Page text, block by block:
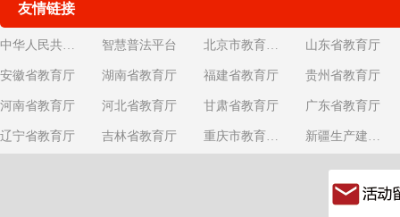
友情链接
中华人民共和国教育部 智慧普法平台 北京市教育委员会 山东省教育厅
安徽省教育厅 湖南省教育厅 福建省教育厅 贵州省教育厅
河南省教育厅 河北省教育厅 甘肃省教育厅 广东省教育厅
辽宁省教育厅 吉林省教育厅 重庆市教育委员会 新疆生产建设兵团教育局